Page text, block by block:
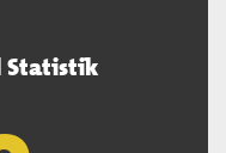
Statistik